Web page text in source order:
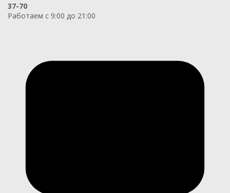
37-70
Работаем с 9:00 до 21:00